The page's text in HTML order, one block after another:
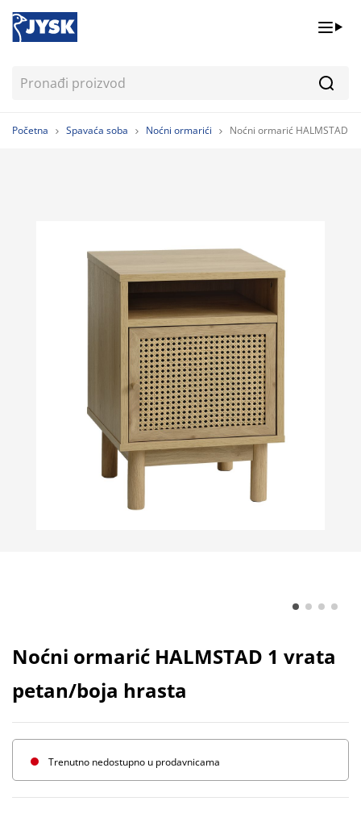
Početna Spavaća soba Noćni ormarići Noćni ormarić HALMSTAD
Noćni ormarić HALMSTAD 1 vrata
petan/boja hrasta
Trenutno nedostupno u prodavnicama